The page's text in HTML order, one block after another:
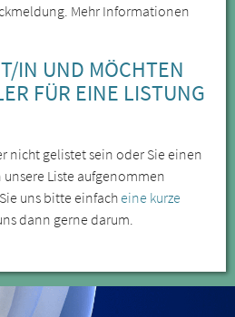
Mehr Informationen
IN UND MÖCHTEN
FÜR EINE LISTUNG
nicht gelistet sein oder Sie einen
Liste aufgenommen
uns bitte einfacheine kurze
dann gerne darum.